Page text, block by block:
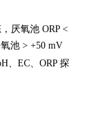
厌氧池 ORP <
池 > +50 mV
、EC、ORP 探